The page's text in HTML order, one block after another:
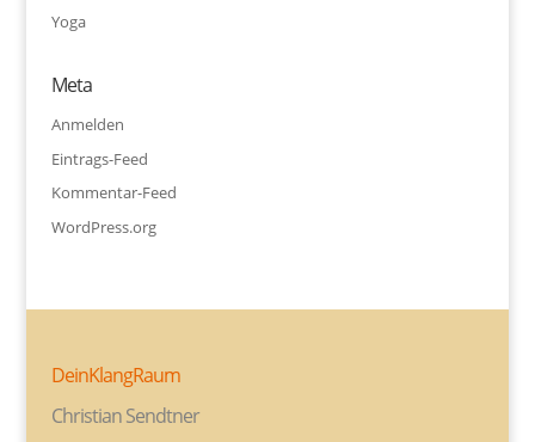
Yoga
Meta
Anmelden
Eintrags-Feed
Kommentar-Feed
WordPress.org
DeinKlangRaum
Christian Sendtner